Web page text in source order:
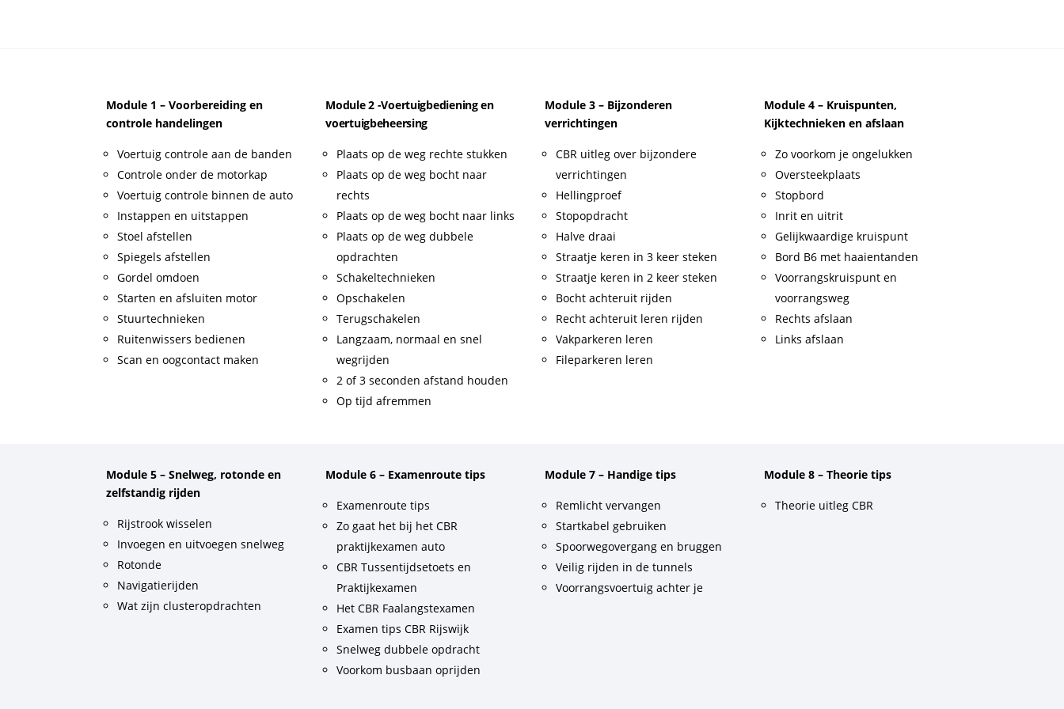
Module 1 – Voorbereiding en
controle handelingen
Voertuig controle aan de banden
Controle onder de motorkap
Voertuig controle binnen de auto
Instappen en uitstappen
Stoel afstellen
Spiegels afstellen
Gordel omdoen
Starten en afsluiten motor
Stuurtechnieken
Ruitenwissers bedienen
Scan en oogcontact maken
Module 2 -Voertuigbediening en
voertuigbeheersing
Plaats op de weg rechte stukken
Plaats op de weg bocht naar
rechts
Plaats op de weg bocht naar links
Plaats op de weg dubbele
opdrachten
Schakeltechnieken
Opschakelen
Terugschakelen
Langzaam, normaal en snel
wegrijden
2 of 3 seconden afstand houden
Op tijd afremmen
Module 3 – Bijzonderen
verrichtingen
CBR uitleg over bijzondere
verrichtingen
Hellingproef
Stopopdracht
Halve draai
Straatje keren in 3 keer steken
Straatje keren in 2 keer steken
Bocht achteruit rijden
Recht achteruit leren rijden
Vakparkeren leren
Fileparkeren leren
Module 4 – Kruispunten,
Kijktechnieken en afslaan
Zo voorkom je ongelukken
Oversteekplaats
Stopbord
Inrit en uitrit
Gelijkwaardige kruispunt
Bord B6 met haaientanden
Voorrangskruispunt en
voorrangsweg
Rechts afslaan
Links afslaan
Module 5 – Snelweg, rotonde en
zelfstandig rijden
Rijstrook wisselen
Invoegen en uitvoegen snelweg
Rotonde
Navigatierijden
Wat zijn clusteropdrachten
Module 6 – Examenroute tips
Examenroute tips
Zo gaat het bij het CBR
praktijkexamen auto
CBR Tussentijdsetoets en
Praktijkexamen
Het CBR Faalangstexamen
Examen tips CBR Rijswijk
Snelweg dubbele opdracht
Voorkom busbaan oprijden
Module 7 – Handige tips
Remlicht vervangen
Startkabel gebruiken
Spoorwegovergang en bruggen
Veilig rijden in de tunnels
Voorrangsvoertuig achter je
Module 8 – Theorie tips
Theorie uitleg CBR